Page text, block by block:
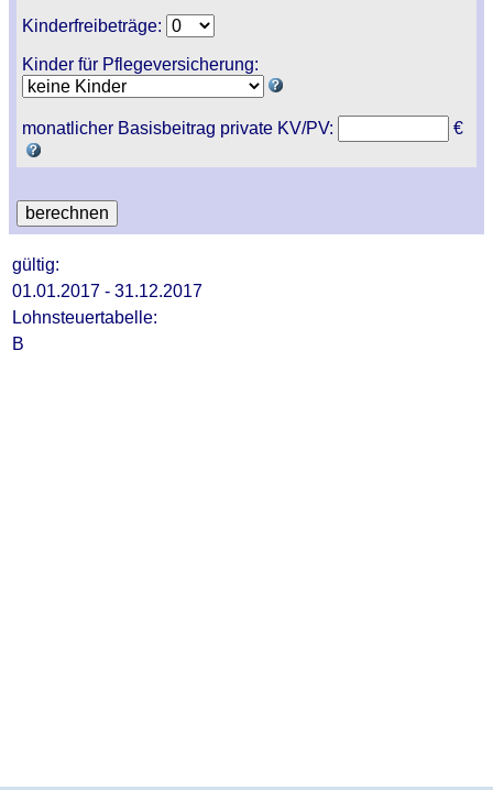
Kinderfreibeträge:
Kinder für Pflegeversicherung:
monatlicher Basisbeitrag private KV/PV: €
gültig:
01.01.2017 - 31.12.2017
Lohnsteuertabelle:
B